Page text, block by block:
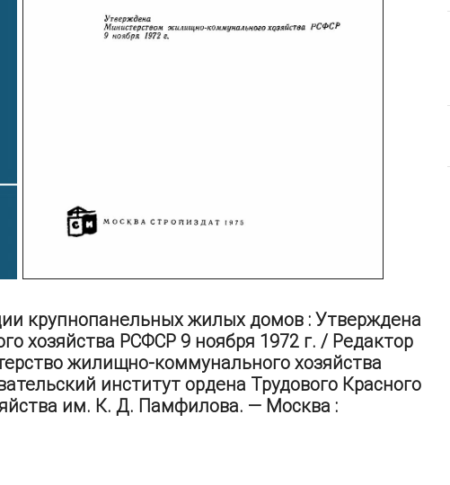
крупнопанельных жилых домов : Утверждена
хозяйства РСФСР 9 ноября 1972 г. / Редактор
жилищно-коммунального хозяйства
институт ордена Трудового Красного
им. К. Д. Памфилова. — Москва :